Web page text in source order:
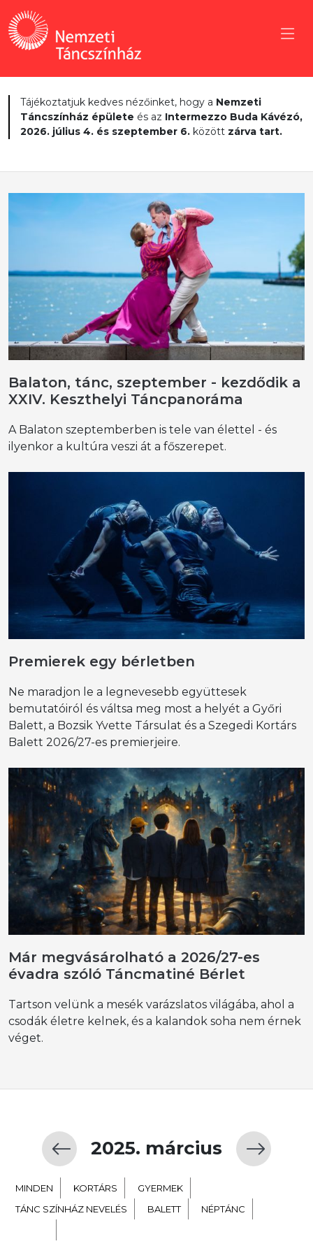
Tájékoztatjuk kedves nézőinket, hogy a Nemzeti
Táncszínház épülete és az Intermezzo Buda Kávézó,
2026. július 4. és szeptember 6. között zárva tart.
Balaton, tánc, szeptember - kezdődik a
XXIV. Keszthelyi Táncpanoráma
A Balaton szeptemberben is tele van élettel - és
ilyenkor a kultúra veszi át a főszerepet.
Premierek egy bérletben
Ne maradjon le a legnevesebb együttesek
bemutatóiról és váltsa meg most a helyét a Győri
Balett, a Bozsik Yvette Társulat és a Szegedi Kortárs
Balett 2026/27-es premierjeire.
Már megvásárolható a 2026/27-es
évadra szóló Táncmatiné Bérlet
Tartson velünk a mesék varázslatos világába, ahol a
csodák életre kelnek, és a kalandok soha nem érnek
véget.
2025. március
MINDEN KORTÁRS
GYERMEK
TÁNC SZÍNHÁZ NEVELÉS
BALETT
NÉPTÁNC